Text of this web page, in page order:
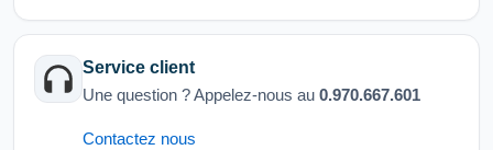
Service client
Une question ? Appelez-nous au 0.970.667.601
Contactez nous